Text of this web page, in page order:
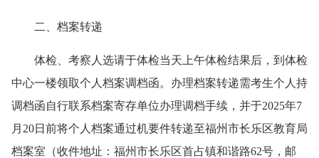
二、档案转递
体检、考察人选请于体检当天上午体检结果后，到体检
中心一楼领取个人档案调档函。办理档案转递需考生个人持
调档函自行联系档案寄存单位办理调档手续，并于2025年7
月20日前将个人档案通过机要件转递至福州市长乐区教育局
档案室（收件地址：福州市长乐区首占镇和谐路62号，邮